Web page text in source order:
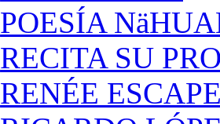
POESÍA
RECITA SU
RENÉE